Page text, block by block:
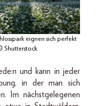
eignen sich perfekt
Shutterstock
und kann in jeder
in der man sich
Im nächstgelegenen